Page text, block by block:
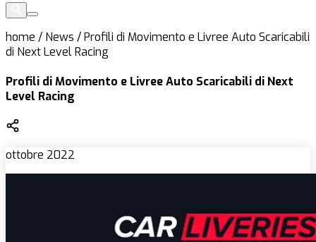
home / News /Profili di Movimento e Livree Auto Scaricabili
di Next Level Racing
Profili di Movimento e Livree Auto Scaricabili di Next
Level Racing
ottobre 2022